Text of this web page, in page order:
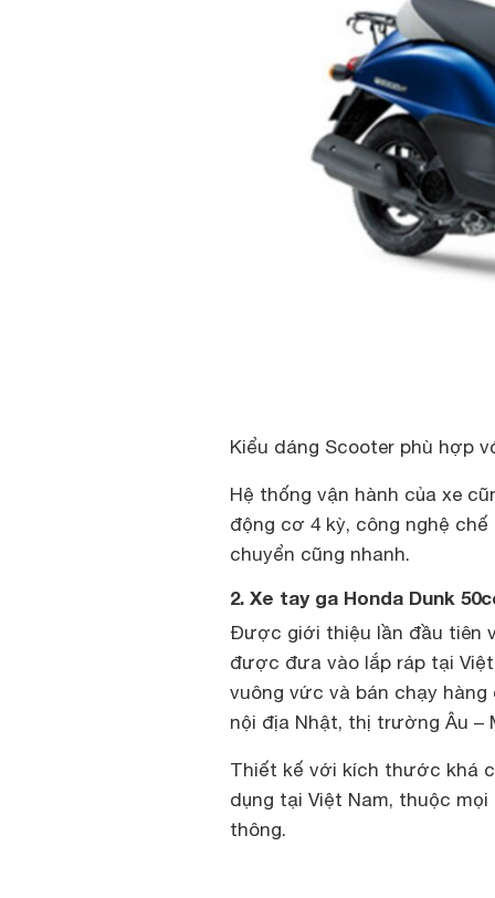
Kiểu dáng Scooter phù hợp
Hệ thống vận hành của xe
động cơ 4 kỳ, công nghệ
chuyển cũng nhanh.
2. Xe tay ga Honda Dunk
Được giới thiệu lần đầu tiên
được đưa vào lắp ráp tại
vuông vức và bán chạy
nội địa Nhật, thị trường Âu –
Thiết kế với kích thước khá
dụng tại Việt Nam, thuộc
thông.